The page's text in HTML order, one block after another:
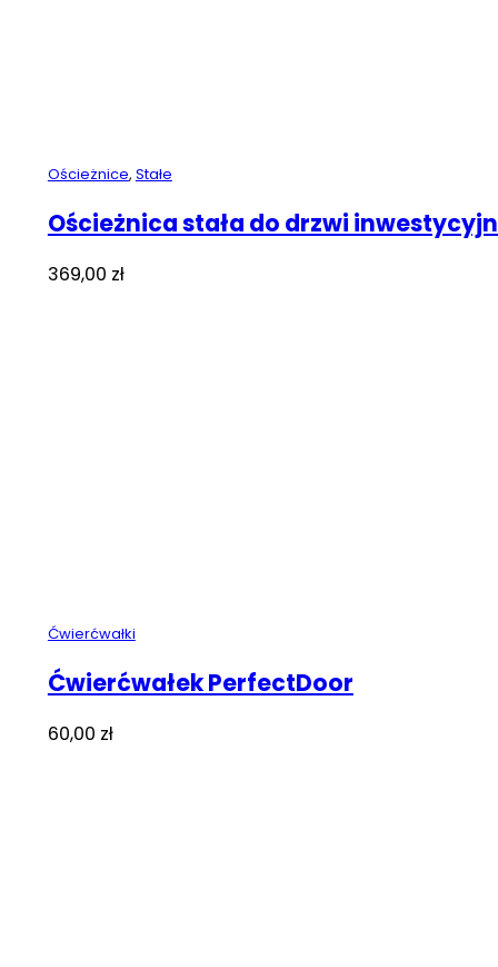
Ościeżnice, Stałe
Ościeżnica stała do drzwi
369,00 zł
Ćwierćwałki
Ćwierćwałek PerfectDoor
60,00 zł